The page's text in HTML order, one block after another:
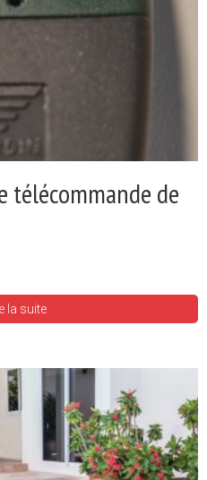
télécommande de
la suite